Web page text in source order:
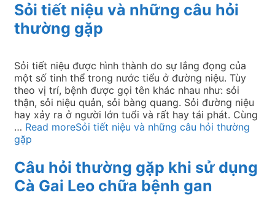
Sỏi tiết niệu và những câu hỏi
thường gặp
Sỏi tiết niệu được hình thành do sự lắng đọng của
một số tinh thể trong nước tiểu ở đường niệu. Tùy
theo vị trí, bệnh được gọi tên khác nhau như: sỏi
thận, sỏi niệu quản, sỏi bàng quang. Sỏi đường niệu
hay xảy ra ở người lớn tuổi và rất hay tái phát. Cùng
… Read moreSỏi tiết niệu và những câu hỏi thường
gặp
Câu hỏi thường gặp khi sử dụng
Cà Gai Leo chữa bệnh gan